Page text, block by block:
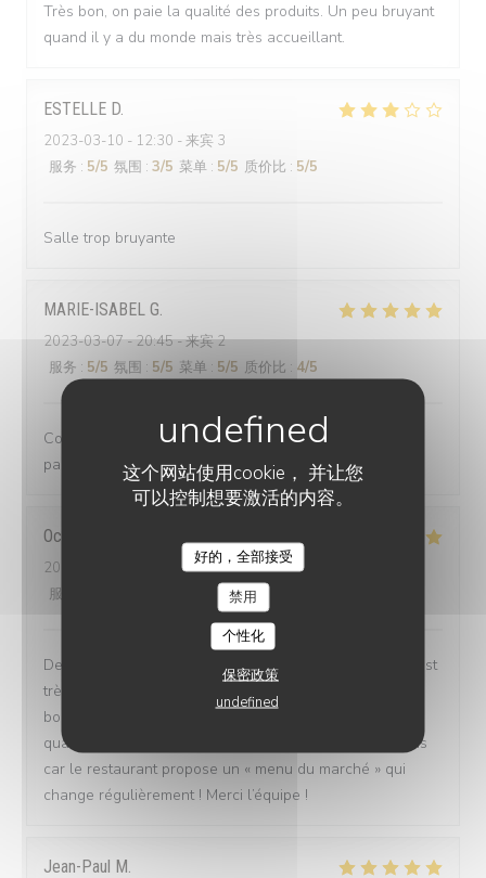
这个网站使用cookie， 并让您
可以控制想要激活的内容。
好的，全部接受
禁用
个性化
保密政策
undefined
Très bon, on paie la qualité des produits. Un peu bruyant
quand il y a du monde mais très accueillant.
ESTELLE D
2023-03-10 - 12:30 - 来宾 3
服务 : 5/5 氛围 : 3/5 菜单 : 5/5 质价比 : 5/5
Salle trop bruyante
MARIE-ISABEL G
2023-03-07- 20:45 - 来宾 2
服务 : 5/5 氛围 : 5/5 菜单 : 5/5 质价比 : 4/5
Comme toujours un régal pour les yeux et surtout les
papilles
Océane
2023-03-07
- 19:15 - 来宾 2
服务
/5 质价比
De l’accueil à la cuisine tout était parfait, le personnel est
très agréable, toujours le sourire et la cuisine était très
bonne ! Nous sommes repartis repus car en plus de la
qualité les portions sont généreuses ! Nous reviendrons
car le restaurant propose un « menu du marché » qui
change régulièrement ! Merci l’équipe !
Jean-Paul M
BG BY L'ENDROIT